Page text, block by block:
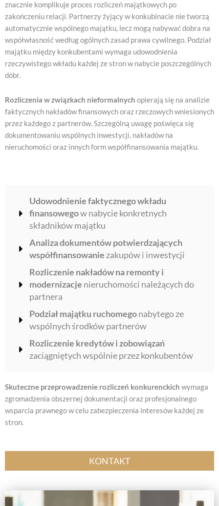
znacznie komplikuje proces rozliczeń majątkowych po
zakończeniu relacji. Partnerzy żyjący w konkubinacie nie tworzą
automatycznie wspólnego majątku, lecz mogą nabywać dobra na
współwłasność według ogólnych zasad prawa cywilnego. Podział
majątku między konkubentami wymaga udowodnienia
rzeczywistego wkładu każdej ze stron w nabycie poszczególnych
dóbr.
Rozliczenia w związkach nieformalnych opierają się na analizie
faktycznych nakładów finansowych oraz rzeczowych wniesionych
przez każdego z partnerów. Szczególną uwagę poświęca się
dokumentowaniu wspólnych inwestycji, nakładów na
nieruchomości oraz innych form współfinansowania majątku.
Udowodnienie faktycznego wkładu
finansowegow nabycie konkretnych
składników majątku
Analiza dokumentów potwierdzających
współfinansowanie zakupów i inwestycji
Rozliczenie nakładów na remonty i
modernizacje nieruchomości należących do
partnera
Podział majątku ruchomegonabytego ze
wspólnych środków partnerów
Rozliczenie kredytów i zobowiązań
zaciągniętych wspólnie przez konkubentów
Skuteczne przeprowadzenie rozliczeń konkurenckich wymaga
zgromadzenia obszernej dokumentacji oraz profesjonalnego
wsparcia prawnego w celu zabezpieczenia interesów każdej ze
stron.
KONTAKT